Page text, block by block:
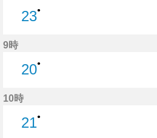
23●
9時
20●
10時
21●